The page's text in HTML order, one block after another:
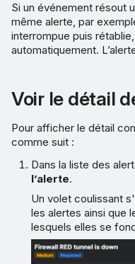
Si un événement résout
même alerte, par
interrompue puis
automatiquement.
Voir le détail
Pour afficher le détail
comme suit :
Dans la liste des
l’alerte.
Un volet coulissant
les alertes ainsi que
lesquels elles se